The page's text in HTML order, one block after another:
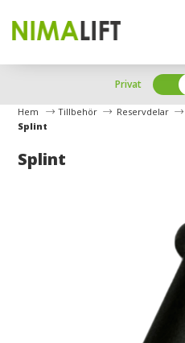
Privat
Hem Tillbehör Reservdelar
Splint
Splint